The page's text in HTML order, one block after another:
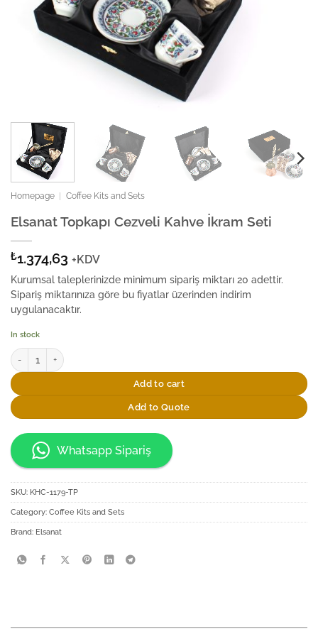
Homepage Coffee Kits and Sets
Elsanat Topkapı Cezveli Kahve İkram Seti
₺1.374,63 +KDV
Kurumsal taleplerinizde minimum sipariş miktarı 20 adettir.
Sipariş miktarınıza göre bu fiyatlar üzerinden indirim
uygulanacaktır.
In stock
Elsanat Topkapı Cezveli Kahve İkram Seti quantity
Add to cart
Add to Quote
Whatsapp Sipariş
SKU: KHC-1179-TP
Category: Coffee Kits and Sets
Brand: Elsanat